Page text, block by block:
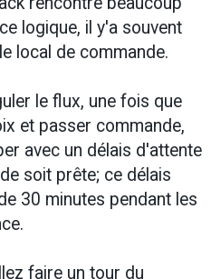
logique, il y'a souvent
local de commande.
le flux, une fois que
et passer commande,
avec un délais d'attente
soit prête; ce délais
30 minutes pendant les
faire un tour du